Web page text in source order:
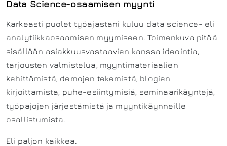
Data Science-osaamisen myynti
Karkeasti puolet työajastani kuluu data science- eli
analytiikkaosaamisen myymiseen. Toimenkuva pitää
sisällään asiakkuusvastaavien kanssa ideointia,
tarjousten valmistelua, myyntimateriaalien
kehittämistä, demojen tekemistä, blogien
kirjoittamista, puhe-esiintymisiä, seminaarikäyntejä,
työpajojen järjestämistä ja myyntikäynneille
osallistumista.
Eli paljon kaikkea.